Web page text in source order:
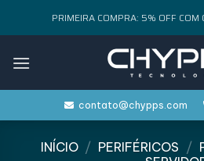
PRIMEIRA COMPRA: 5% OFF COM
contato@chypps.com
INÍCIO / PERIFÉRICOS /